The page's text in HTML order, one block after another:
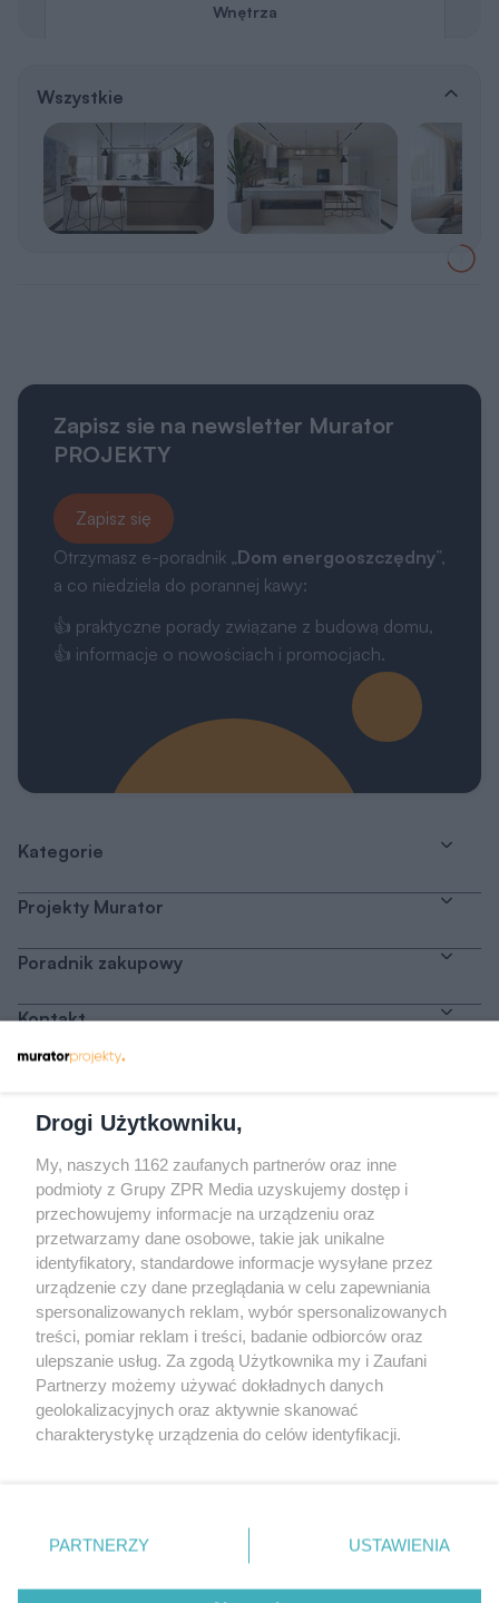
Wnętrza
Wszystkie
Zapisz sie na newsletter Murator
PROJEKTY
Zapisz się
Otrzymasz e-poradnik „Dom energooszczędny”,
a co niedziela do porannej kawy:
👍 praktyczne porady związane z budową domu,
👍 informacje o nowościach i promocjach.
Kategorie
Projekty Murator
Poradnik zakupowy
Kontakt
Odwiedź grupę na Facebooku
Gdybym budował drugi raz - mądry Polak
przed budową
Forum Muratora
Drogi Użytkowniku,
My, naszych 1162 zaufanych partnerów oraz inne
podmioty z Grupy ZPR Media uzyskujemy dostęp i
przechowujemy informacje na urządzeniu oraz
przetwarzamy dane osobowe, takie jak unikalne
identyfikatory, standardowe informacje wysyłane przez
urządzenie czy dane przeglądania w celu zapewniania
spersonalizowanych reklam, wybór spersonalizowanych
treści, pomiar reklam i treści, badanie odbiorców oraz
ulepszanie usług. Za zgodą Użytkownika my i Zaufani
Partnerzy możemy używać dokładnych danych
geolokalizacyjnych oraz aktywnie skanować
charakterystykę urządzenia do celów identyfikacji.
zmienić/wycofać klikając przycisk ustawień prywatności
znajdujący się w lewym dolnym rogu strony
rodzaje przetwarzania danych nie wymagają zgody
PARTNERZY USTAWIENIA